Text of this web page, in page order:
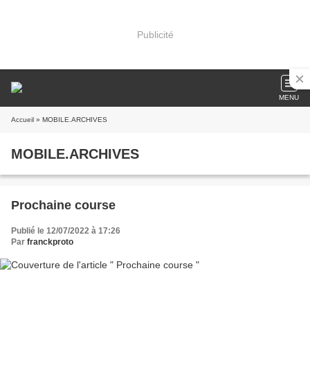
Publicité
MENU
Accueil » MOBILE.ARCHIVES
MOBILE.ARCHIVES
Prochaine course
Publié le 12/07/2022 à 17:26
Par franckproto